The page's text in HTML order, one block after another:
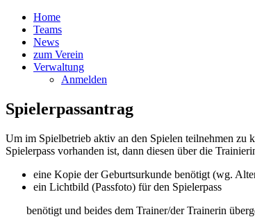
Home
Teams
News
zum Verein
Verwaltung
Anmelden
Spielerpassantrag
Um im Spielbetrieb aktiv an den Spielen teilnehmen zu
Spielerpass vorhanden ist, dann diesen über die
eine Kopie der Geburtsurkunde benötigt (wg.
ein Lichtbild (Passfoto) für den Spielerpass
benötigt und beides dem Trainer/der Trainerin